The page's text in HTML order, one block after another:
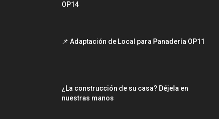
OP14
📌 Adaptación de Local para Panadería OP11
¿La construcción de su casa? Déjela en
nuestras manos